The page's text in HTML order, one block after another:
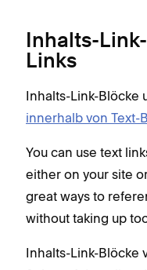
Inhalts-
Links
Inhalts-Link-Blöcke
innerhalb von Text-
You can use text
either on your site
great ways to
without taking up
Inhalts-Link-Blöcke